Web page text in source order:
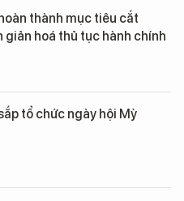
thành mục tiêu cắt
giản hoá thủ tục hành chính
tổ chức ngày hội Mỳ